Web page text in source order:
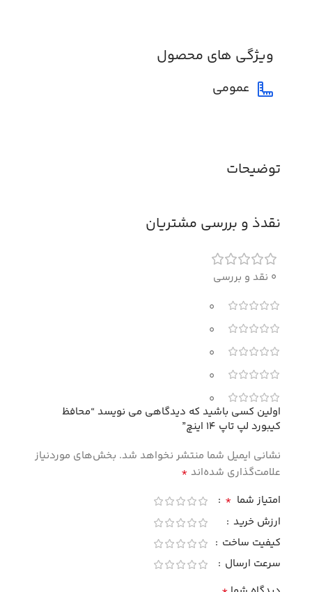
توضیحات
ویژگی های محصول
عمومی
نقدذ و بررسی مشتریان
0 نقد و بررسی
0
0
0
0
0
اولین کسی باشید که دیدگاهی می نویسد “محافظ
کیبورد لپ تاپ 14 اینچ”
نشانی ایمیل شما منتشر نخواهد شد. بخش‌های موردنیاز
علامت‌گذاری شده‌اند *
امتیاز شما *
ارزش خرید
کیفیت ساخت
سرعت ارسال